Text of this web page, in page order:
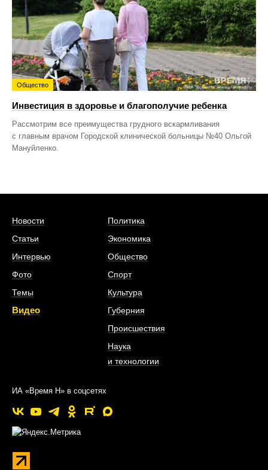
Общество
Инвестиция в здоровье и благополучие ребенка
Рассмотрим все преимущества грудного вскармливания
с главным врачом Городской клинической больницы №40 Ольгой
Мануйленко.
Новости
Статьи
Интервью
Фото
Темы
Видео
Политика
Экономика
Общество
Спорт
Культура
Губерния
Происшествия
Наука
и технологии
ИА «Время Н» в соцсетях